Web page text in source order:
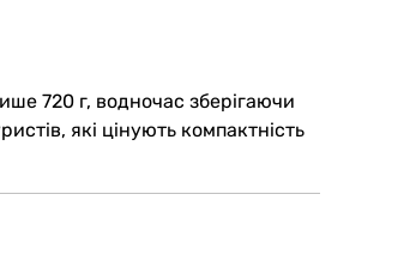
720 г, водночас зберігаючи
які цінують компактність